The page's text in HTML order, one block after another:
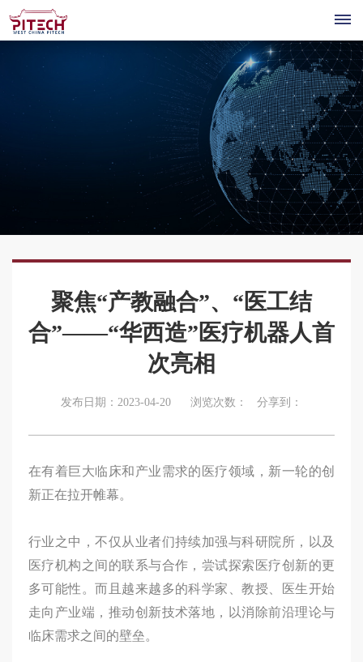
页关
管
理
荣
誉
发
略
&
决
医
器
人
性
化
医
疗
智
造
系
统
医
术
台
公
共
术
平
台
司
新
闻
产
业
学
讨
招
聘
岗
福
联
我
们
联
方
聚焦“产教融合”、“医工结
合”——“华西造”医疗机器人首
次亮相
发布日期：2023-04-20 浏览次数： 分享到：
在有着巨大临床和产业需求的医疗领域，新一轮的创
新正在拉开帷幕。
行业之中，不仅从业者们持续加强与科研院所，以及
医疗机构之间的联系与合作，尝试探索医疗创新的更
多可能性。而且越来越多的科学家、教授、医生开始
走向产业端，推动创新技术落地，以消除前沿理论与
临床需求之间的壁垒。